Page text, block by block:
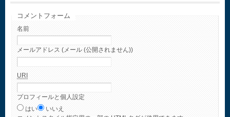
コメントフォーム
名前
メールアドレス (メール (公開されません))
URI
プロフィールと個人設定
はい
いいえ